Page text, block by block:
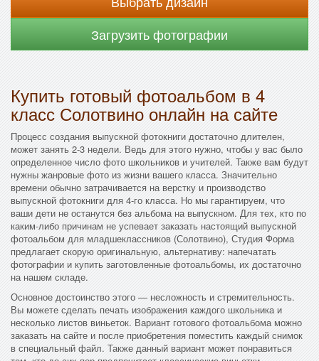
Загрузить фотографии
Купить готовый фотоальбом в 4
класс Солотвино онлайн на сайте
Процесс создания выпускной фотокниги достаточно длителен,
может занять 2-3 недели. Ведь для этого нужно, чтобы у вас было
определенное число фото школьников и учителей. Также вам будут
нужны жанровые фото из жизни вашего класса. Значительно
времени обычно затрачивается на верстку и производство
выпускной фотокниги для 4-го класса. Но мы гарантируем, что
ваши дети не останутся без альбома на выпускном. Для тех, кто по
каким-либо причинам не успевает заказать настоящий выпускной
фотоальбом для младшеклассников (Солотвино), Студия Форма
предлагает скорую оригинальную, альтернативу: напечатать
фотографии и купить заготовленные фотоальбомы, их достаточно
на нашем складе.
Основное достоинство этого — несложность и стремительность.
Вы можете сделать печать изображения каждого школьника и
несколько листов виньеток. Вариант готового фотоальбома можно
заказать на сайте и после приобретения поместить каждый снимок
в специальный файл. Также данный вариант может понравиться